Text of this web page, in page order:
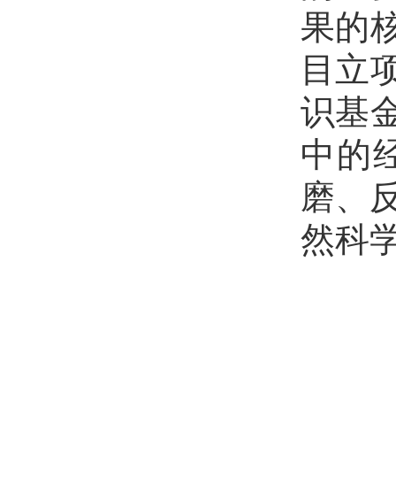
果的
目立
识基
中的
磨、
然科